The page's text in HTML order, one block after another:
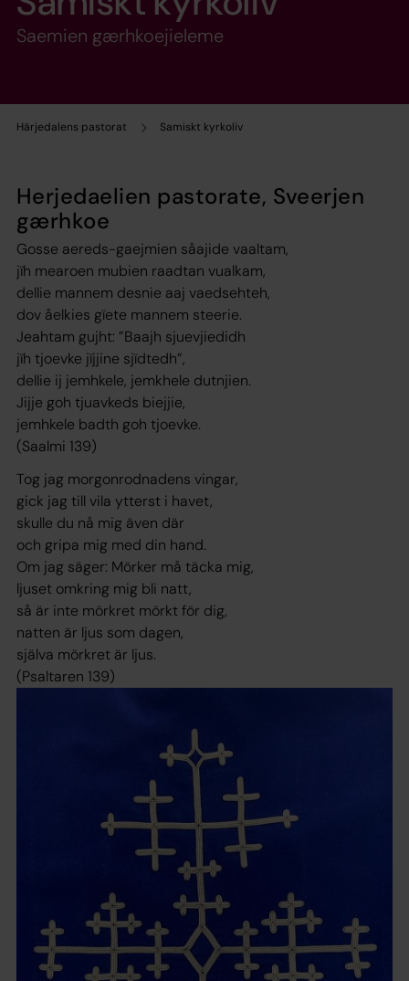
Härjedalens pastorat Samiskt kyrkoliv
Saemien gærhkoejieleme
Herjedaelien pastorate, Sveerjen
gærhkoe
Gosse aereds-gaejmien såajide vaaltam,
jïh mearoen mubien raadtan vualkam,
dellie mannem desnie aaj vaedsehteh,
dov åelkies gïete mannem steerie.
Jeahtam gujht: ”Baajh sjuevjiedidh
jïh tjoevke jïjjine sjïdtedh”,
dellie ij jemhkele, jemkhele dutnjien.
Jijje goh tjuavkeds biejjie,
jemhkele badth goh tjoevke.
(Saalmi 139)
Tog jag morgonrodnadens vingar,
gick jag till vila ytterst i havet,
skulle du nå mig även där
och gripa mig med din hand.
Om jag säger: Mörker må täcka mig,
ljuset omkring mig bli natt,
så är inte mörkret mörkt för dig,
natten är ljus som dagen,
själva mörkret är ljus.
(Psaltaren 139)